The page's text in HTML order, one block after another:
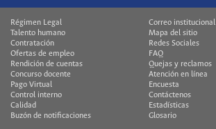
Régimen Legal
Talento humano
Contratación
Ofertas de empleo
Rendición de cuentas
Concurso docente
Pago Virtual
Control interno
Calidad
Buzón de notificaciones
Correo institucional
Mapa del sitio
Redes Sociales
FAQ
Quejas y reclamos
Atención en línea
Encuesta
Contáctenos
Estadísticas
Glosario